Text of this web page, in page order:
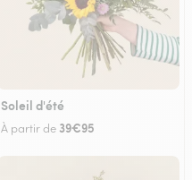
Soleil d'été
À partir de 39€95